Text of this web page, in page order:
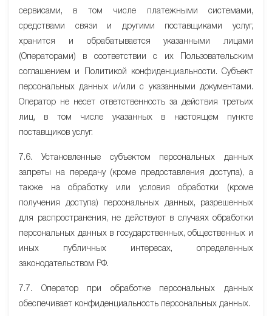
сервисами, в том числе платежными системами,
средствами связи и другими поставщиками услуг,
хранится и обрабатывается указанными лицами
(Операторами) в соответствии с их Пользовательским
соглашением и Политикой конфиденциальности. Субъект
персональных данных и/или с указанными документами.
Оператор не несет ответственность за действия третьих
лиц, в том числе указанных в настоящем пункте
поставщиков услуг.
7.6. Установленные субъектом персональных данных
запреты на передачу (кроме предоставления доступа), а
также на обработку или условия обработки (кроме
получения доступа) персональных данных, разрешенных
для распространения, не действуют в случаях обработки
персональных данных в государственных, общественных и
иных публичных интересах, определенных
законодательством РФ.
7.7. Оператор при обработке персональных данных
обеспечивает конфиденциальность персональных данных.